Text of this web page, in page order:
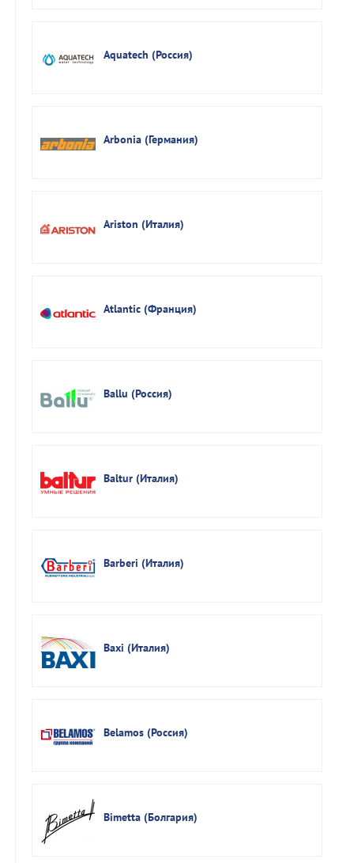
Aquatech (Россия)
Arbonia (Германия)
Ariston (Италия)
Atlantic (Франция)
Ballu (Россия)
Baltur (Италия)
Barberi (Италия)
Baxi (Италия)
Belamos (Россия)
Bimetta (Болгария)